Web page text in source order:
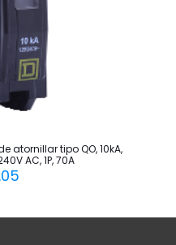
atornillar tipo QO, 10kA,
AC, 1P, 70A